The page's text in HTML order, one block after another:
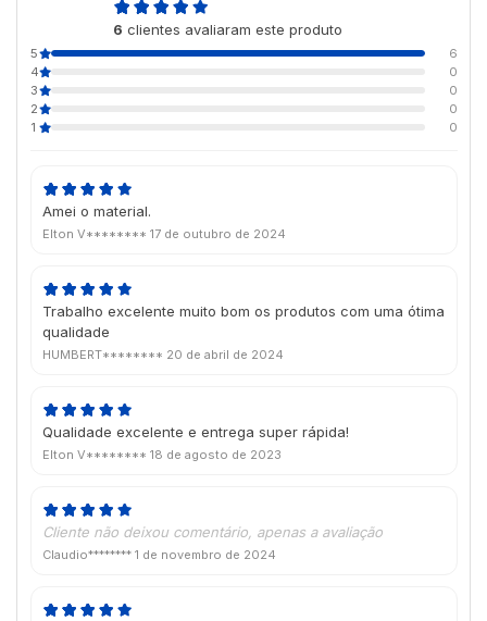
6 clientes avaliaram este produto
5
6
4
0
3
0
2
0
1
0
Amei o material.
Elton V******** 17 de outubro de 2024
Trabalho excelente muito bom os produtos com uma ótima
qualidade
HUMBERT******** 20 de abril de 2024
Qualidade excelente e entrega super rápida!
Elton V******** 18 de agosto de 2023
Cliente não deixou comentário, apenas a avaliação
Claudio******** 1 de novembro de 2024